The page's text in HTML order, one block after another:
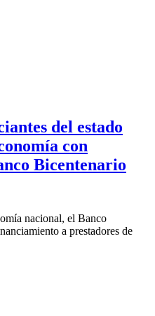
del estado
con
Bicentenario
nacional, el Banco
a prestadores de